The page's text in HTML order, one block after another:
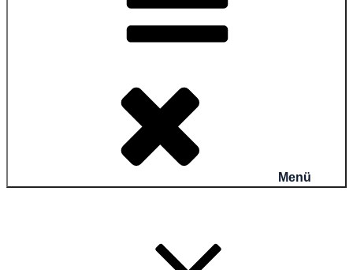
Menü